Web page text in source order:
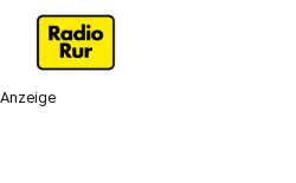
Anzeige